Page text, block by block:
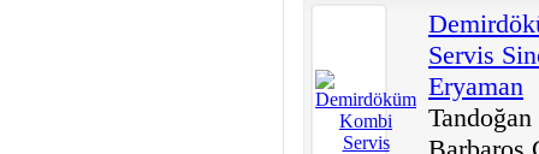
Servis
Eryaman